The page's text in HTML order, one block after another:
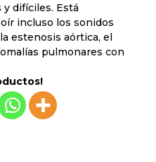
difíciles. Está
incluso los sonidos
estenosis aórtica, el
pulmonares con